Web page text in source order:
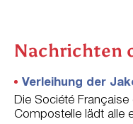
Nachrichten
Verleihung der
Die Société
Compostelle lädt alle